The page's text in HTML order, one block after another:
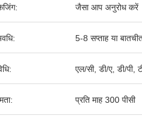
जैसा आप अनुरोध करें
5-8 सप्ताह या
एल/सी, डी/ए, डी/पी,
प्रति माह 300 पीसी